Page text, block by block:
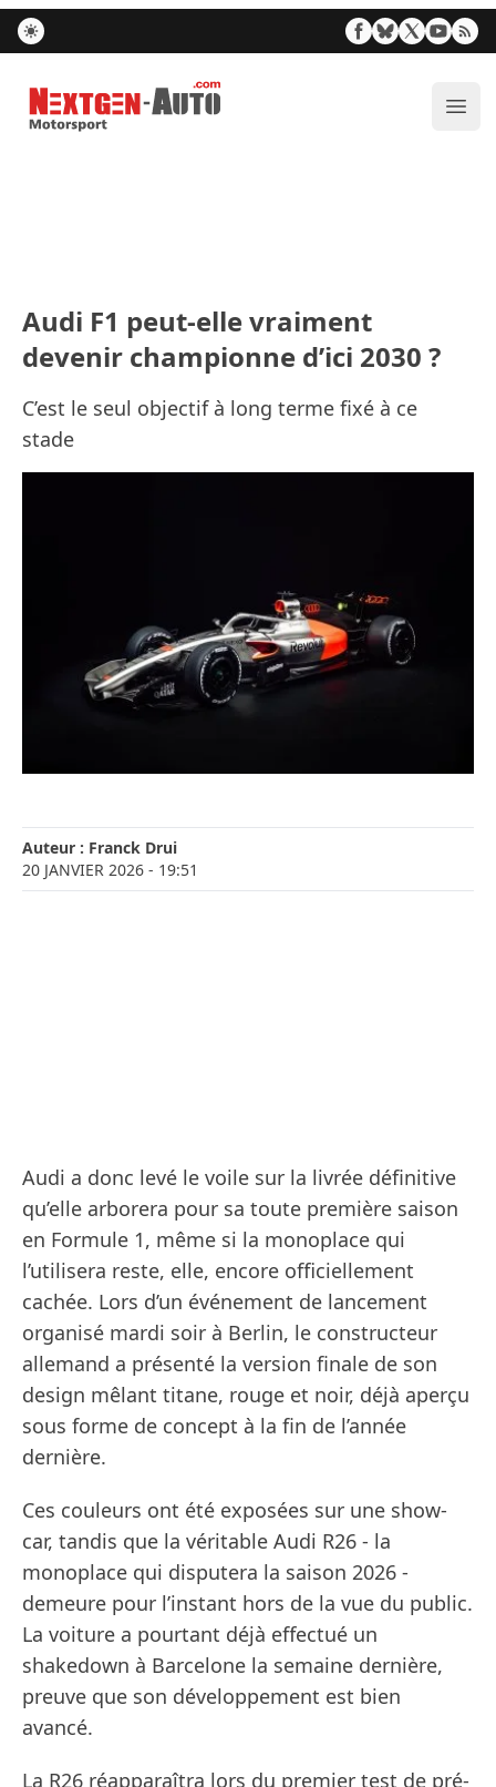
Nextgen-Auto.com
Audi F1 peut-elle vraiment
devenir championne d’ici 2030 ?
C’est le seul objectif à long terme fixé à ce
stade
Auteur : Franck Drui
20 JANVIER 2026 - 19:51
Audi a donc levé le voile sur la livrée définitive
qu’elle arborera pour sa toute première saison
en Formule 1, même si la monoplace qui
l’utilisera reste, elle, encore officiellement
cachée. Lors d’un événement de lancement
organisé mardi soir à Berlin, le constructeur
allemand a présenté la version finale de son
design mêlant titane, rouge et noir, déjà aperçu
sous forme de concept à la fin de l’année
dernière.
Ces couleurs ont été exposées sur une show-
car, tandis que la véritable Audi R26 - la
monoplace qui disputera la saison 2026 -
demeure pour l’instant hors de la vue du public.
La voiture a pourtant déjà effectué un
shakedown à Barcelone la semaine dernière,
preuve que son développement est bien
avancé.
La R26 réapparaîtra lors du premier test de pré-